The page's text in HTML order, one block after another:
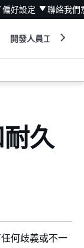
偏好設定 聯絡我們
開發人員工具
久
何歧義或不一